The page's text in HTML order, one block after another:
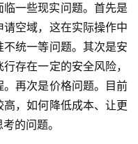
一些现实问题。首先是
空域，这在实际操作中
统一等问题。其次是安
存在一定的安全风险，
再次是价格问题。目前
，如何降低成本、让更
的问题。